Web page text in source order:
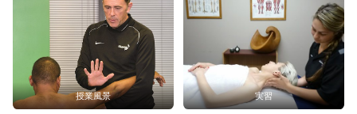
授業風景 実習